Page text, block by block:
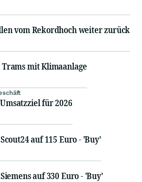
vom Rekordhoch weiter zurück
mit Klimaanlage
für 2026
auf 115 Euro - 'Buy'
auf 330 Euro - 'Buy'